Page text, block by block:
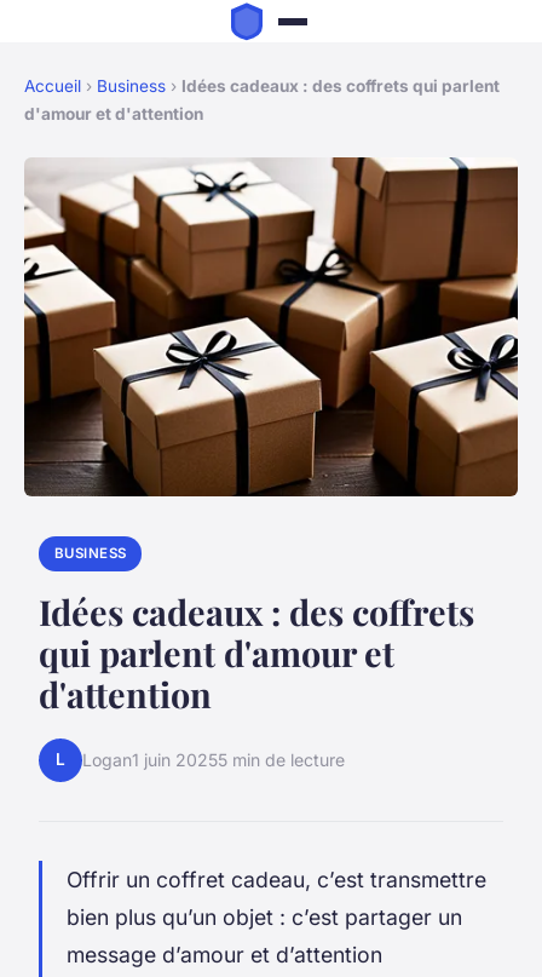
Accueil › Business › Idées cadeaux : des coffrets qui parlent
d'amour et d'attention
BUSINESS
Idées cadeaux : des coffrets
qui parlent d'amour et
d'attention
L Logan1 juin 20255 min de lecture
Offrir un coffret cadeau, c’est transmettre
bien plus qu’un objet : c’est partager un
message d’amour et d’attention